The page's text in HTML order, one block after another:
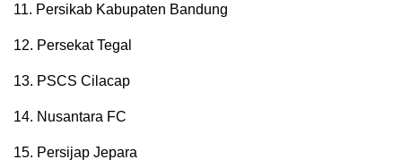
11. Persikab Kabupaten Bandung
12. Persekat Tegal
13. PSCS Cilacap
14. Nusantara FC
15. Persijap Jepara